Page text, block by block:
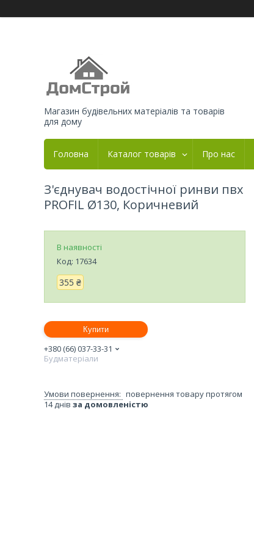
Магазин будівельних матеріалів та товарів
для дому
Головна Каталог товарів Про нас
З'єднувач водостічної ринви пвх
PROFIL Ø130, Коричневий
В наявності
Код: 17634
355 ₴
Купити
+380 (66) 037-33-31
Будматеріали
повернення товару протягом
14 днів за домовленістю